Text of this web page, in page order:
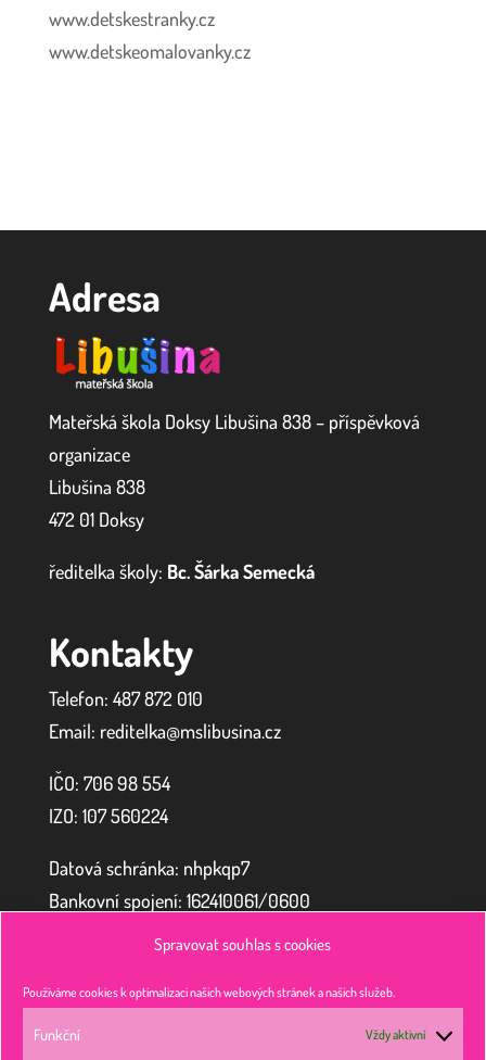
Spravovat souhlas s cookies
Používáme cookies k optimalizaci našich webových stránek a našich služeb.
Funkční Vždy aktivní
www.detskestranky.cz
www.detskeomalovanky.cz
Adresa
Mateřská škola Doksy Libušina 838 – příspěvková
organizace
Libušina 838
472 01 Doksy
ředitelka školy: Bc. Šárka Semecká
Kontakty
Telefon: 487 872 010
Email: reditelka@mslibusina.cz
IČO: 706 98 554
IZO: 107 560224
Datová schránka: nhpkqp7
Bankovní spojení: 162410061/0600
Zřizovatel